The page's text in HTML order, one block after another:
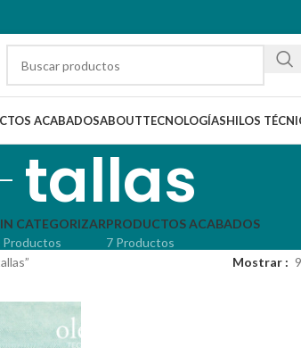
ACABADOSABOUTTECNOLOGÍASHILOS
tallas
CATEGORIZAR
Productos
PRODUCTOS ACABADOS
7 Productos
Mostrar 9